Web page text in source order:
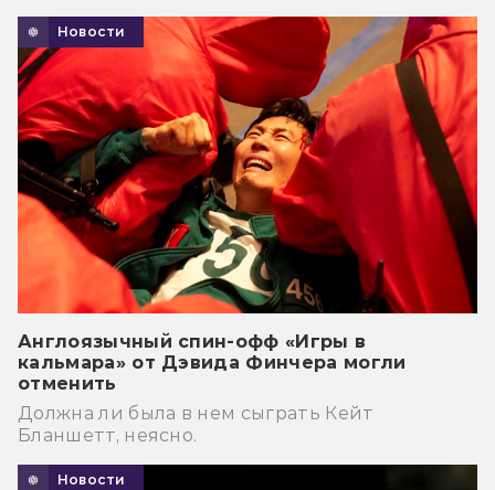
Новости
Англоязычный спин-офф «Игры в
кальмара» от Дэвида Финчера могли
отменить
Должна ли была в нем сыграть Кейт
Бланшетт, неясно.
Новости